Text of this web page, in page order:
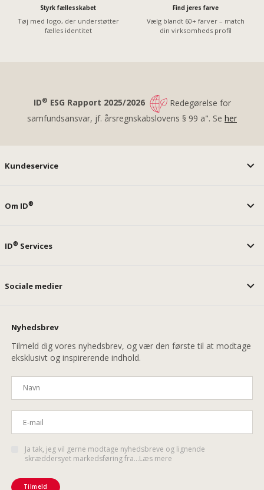
Styrk fællesskabet
Tøj med logo, der understøtter
fælles identitet
Find jeres farve
Vælg blandt 60+ farver – match
din virksomheds profil
ID® ESG Rapport 2025/2026
Redegørelse for
samfundsansvar, jf. årsregnskabslovens § 99 a". Se her
Kundeservice
Om ID®
ID® Services
Sociale medier
Nyhedsbrev
Tilmeld dig vores nyhedsbrev, og vær den første til at modtage
eksklusivt og inspirerende indhold.
Ja tak, jeg vil gerne modtage nyhedsbreve og lignende
skræddersyet markedsføring fra...Læs mere
Tilmeld